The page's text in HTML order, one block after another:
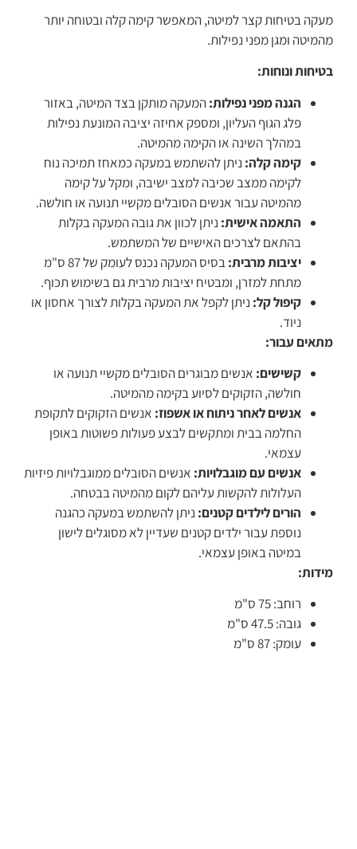
מעקה בטיחות קצר למיטה, המאפשר קימה קלה ובטוחה יותר
מהמיטה ומגן מפני נפילות.
בטיחות ונוחות:
הגנה מפני נפילות:המעקה מותקן בצד המיטה, באזור
פלג הגוף העליון, ומספק אחיזה יציבה המונעת נפילות
במהלך השינה או הקימה מהמיטה.
קימה קלה: ניתן להשתמש במעקה כמאחז תמיכה נוח
לקימה ממצב שכיבה למצב ישיבה, ומקל על קימה
מהמיטה עבור אנשים הסובלים מקשיי תנועה או חולשה.
התאמה אישית: ניתן לכוון את גובה המעקה בקלות
בהתאם לצרכים האישיים של המשתמש.
יציבות מרבית:
בסיס המעקה נכנס לעומק של 87 ס"מ
מתחת למזרן, ומבטיח יציבות מרבית גם בשימוש תכוף.
קיפול קל: ניתן לקפל את המעקה בקלות לצורך אחסון או
ניוד.
מתאים עבור:
קשישים: אנשים מבוגרים הסובלים מקשיי תנועה או
חולשה, הזקוקים לסיוע בקימה מהמיטה.
אנשים לאחר ניתוח או אשפוז: אנשים הזקוקים לתקופת
החלמה בבית ומתקשים לבצע פעולות פשוטות באופן
עצמאי.
אנשים עם מוגבלויות: אנשים הסובלים ממוגבלויות פיזיות
העלולות להקשות עליהם לקום מהמיטה בבטחה.
הורים לילדים קטנים: ניתן להשתמש במעקה כהגנה
נוספת עבור ילדים קטנים שעדיין לא מסוגלים לישון
במיטה באופן עצמאי.
מידות:
רוחב: 75 ס"מ
גובה: 47.5 ס"מ
עומק: 87 ס"מ